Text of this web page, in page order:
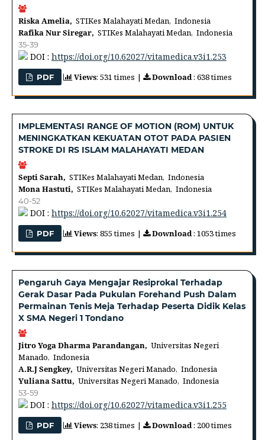
Riska Amelia, STIKes Malahayati Medan, Indonesia
Rafika Nur Siregar, STIKes Malahayati Medan, Indonesia
35-39
DOI : https://doi.org/10.62027/vitamedica.v3i1.253
PDF Views: 531 times | Download: 638 times
IMPLEMENTASI RANGE OF MOTION (ROM) UNTUK
MENINGKATKAN KEKUATAN OTOT PADA PASIEN
STROKE DI RS ISLAM MALAHAYATI MEDAN
Septi Sarah, STIKes Malahayati Medan, Indonesia
Mona Hastuti, STIKes Malahayati Medan, Indonesia
40-52
DOI : https://doi.org/10.62027/vitamedica.v3i1.254
PDF Views: 855 times | Download: 1053 times
Pengaruh Gaya Mengajar Resiprokal Terhadap
Gerak Dasar Pada Pukulan Forehand Push Dalam
Permainan Tenis Meja Terhadap Peserta Didik Kelas
X SMA Negeri 1 Tondano
Jitro Yoga Dharma Parandangan, Universitas Negeri
Manado, Indonesia
A.R.J Sengkey, Universitas Negeri Manado, Indonesia
Yuliana Sattu, Universitas Negeri Manado, Indonesia
53-59
DOI : https://doi.org/10.62027/vitamedica.v3i1.255
PDF Views: 238 times | Download: 200 times